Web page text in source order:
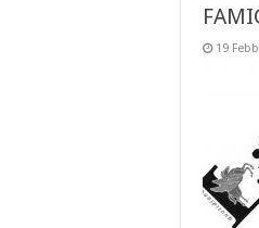
19